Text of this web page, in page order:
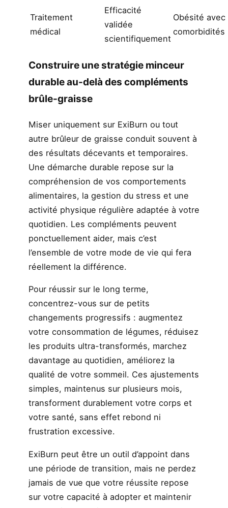
Traitement
médical
Efficacité
validée
scientifiquement
Obésité avec
comorbidités
Construire une stratégie minceur
durable au-delà des compléments
brûle-graisse
Miser uniquement sur ExiBurn ou tout
autre brûleur de graisse conduit souvent à
des résultats décevants et temporaires.
Une démarche durable repose sur la
compréhension de vos comportements
alimentaires, la gestion du stress et une
activité physique régulière adaptée à votre
quotidien. Les compléments peuvent
ponctuellement aider, mais c’est
l’ensemble de votre mode de vie qui fera
réellement la différence.
Pour réussir sur le long terme,
concentrez-vous sur de petits
changements progressifs : augmentez
votre consommation de légumes, réduisez
les produits ultra-transformés, marchez
davantage au quotidien, améliorez la
qualité de votre sommeil. Ces ajustements
simples, maintenus sur plusieurs mois,
transforment durablement votre corps et
votre santé, sans effet rebond ni
frustration excessive.
ExiBurn peut être un outil d’appoint dans
une période de transition, mais ne perdez
jamais de vue que votre réussite repose
sur votre capacité à adopter et maintenir